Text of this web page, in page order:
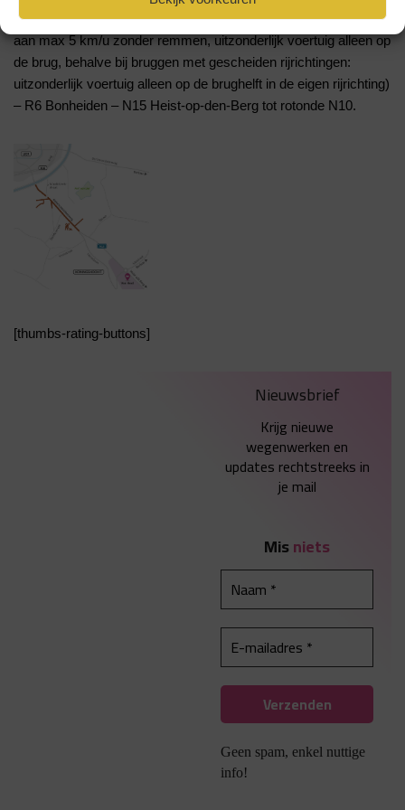
in R6 geldt: bij totale massa > 140 ton: bruggen overschrijden
aan max 5 km/u zonder remmen, uitzonderlijk voertuig alleen op
de brug, behalve bij bruggen met gescheiden rijrichtingen:
uitzonderlijk voertuig alleen op de brughelft in de eigen rijrichting)
– R6 Bonheiden – N15 Heist-op-den-Berg tot rotonde N10.
[thumbs-rating-buttons]
Nieuwsbrief
Krijg nieuwe
wegenwerken en
updates rechtstreeks in
je mail
Misniets
Geen spam, enkel nuttige
info!